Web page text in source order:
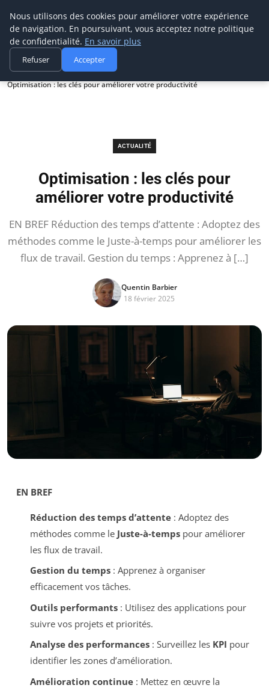
Prospection Pro
Accueil
Actualité
Optimisation : les clés pour améliorer votre productivité
ACTUALITÉ
Optimisation : les clés pour
améliorer votre productivité
EN BREF Réduction des temps d’attente : Adoptez des
méthodes comme le Juste-à-temps pour améliorer les
flux de travail. Gestion du temps : Apprenez à […]
Quentin Barbier
18 février 2025
EN BREF
Réduction des temps d’attente: Adoptez des
méthodes comme le Juste-à-tempspour améliorer
les flux de travail.
Gestion du temps: Apprenez à organiser
efficacement vos tâches.
Outils performants: Utilisez des applications pour
suivre vos projets et priorités.
Analyse des performances: Surveillez les KPI pour
identifier les zones d’amélioration.
Amélioration continue: Mettez en œuvre la
Nous utilisons des cookies pour améliorer votre expérience
de navigation. En poursuivant, vous acceptez notre politique
de confidentialité. En savoir plus
Refuser Accepter